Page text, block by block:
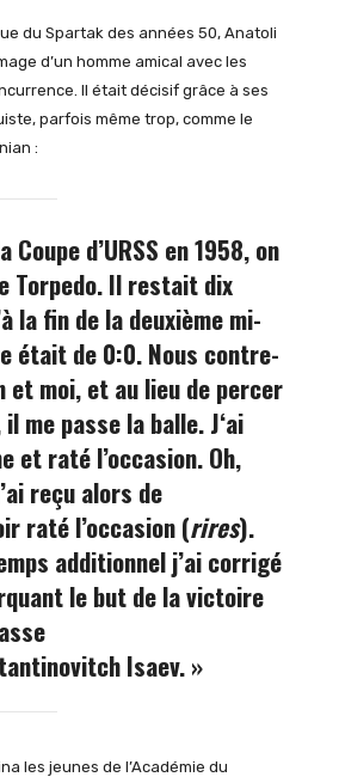
du Spartak des années 50, Anatoli
d’un homme amical avec les
Il était décisif grâce à ses
parfois même trop, comme le
:
Coupe d’URSS en 1958, on
Torpedo. Il restait dix
la fin de la deuxième mi-
était de 0:0. Nous contre-
et moi, et au lieu de percer
me passe la balle. J‘ai
et raté l’occasion. Oh,
reçu alors de
raté l’occasion (rires).
additionnel j’ai corrigé
le but de la victoire
Isaev. »
les jeunes de l’Académie du